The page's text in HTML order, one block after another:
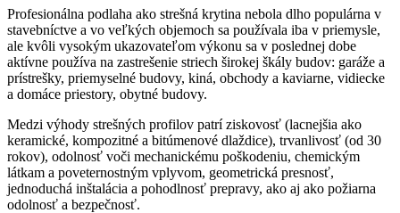
Profesionálna podlaha ako strešná krytina nebola dlho populárna v
stavebníctve a vo veľkých objemoch sa používala iba v priemysle,
ale kvôli vysokým ukazovateľom výkonu sa v poslednej dobe
aktívne používa na zastrešenie striech širokej škály budov: garáže a
prístrešky, priemyselné budovy, kiná, obchody a kaviarne, vidiecke
a domáce priestory, obytné budovy.
Medzi výhody strešných profilov patrí ziskovosť (lacnejšia ako
keramické, kompozitné a bitúmenové dlaždice), trvanlivosť (od 30
rokov), odolnosť voči mechanickému poškodeniu, chemickým
látkam a poveternostným vplyvom, geometrická presnosť,
jednoduchá inštalácia a pohodlnosť prepravy, ako aj ako požiarna
odolnosť a bezpečnosť.